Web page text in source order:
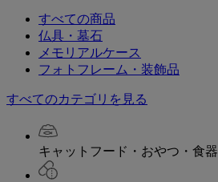
すべての商品
仏具・墓石
メモリアルケース
フォトフレーム・装飾品
すべてのカテゴリを見る
キャットフード・おやつ・食器